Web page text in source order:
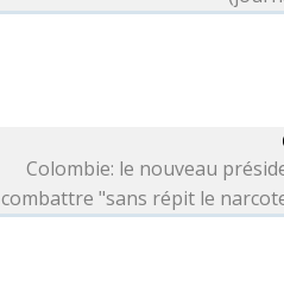
Colombie: le nouveau
combattre "sans répit le